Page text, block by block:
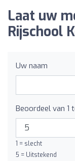
Laat uw
Rijschool
Uw naam
Beoordeel van
1 = slecht
5 = Uitstekend